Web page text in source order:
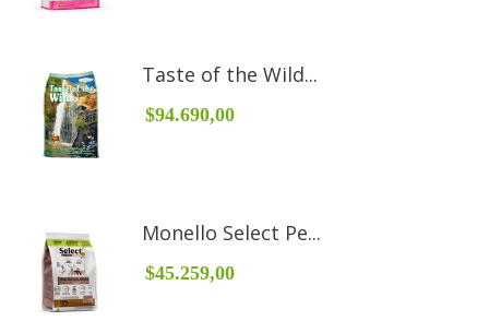
Taste of the Wild...
$94.690,00
Monello Select Pe...
$45.259,00